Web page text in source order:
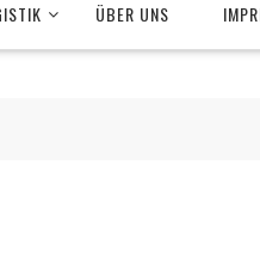
ÜBER UNS